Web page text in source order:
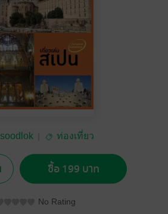
ท่องเที่ยว
ซื้อ 199 บาท
No Rating